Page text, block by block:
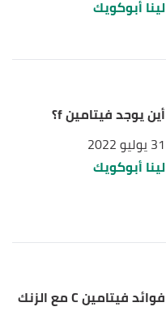
لينا أبوكويك
أين يوجد فيتامين f؟
31 يوليو 2022
لينا أبوكويك
فوائد فيتامين C مع الزنك